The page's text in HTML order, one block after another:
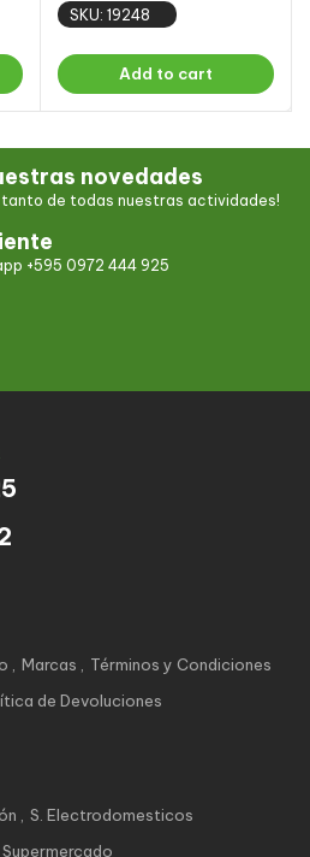
SKU: 19248
Add to cart
novedades
tanto de todas nuestras actividades!
+595 0972 444 925
Marcas
Términos y Condiciones
de Devoluciones
S. Electrodomesticos
Supermercado